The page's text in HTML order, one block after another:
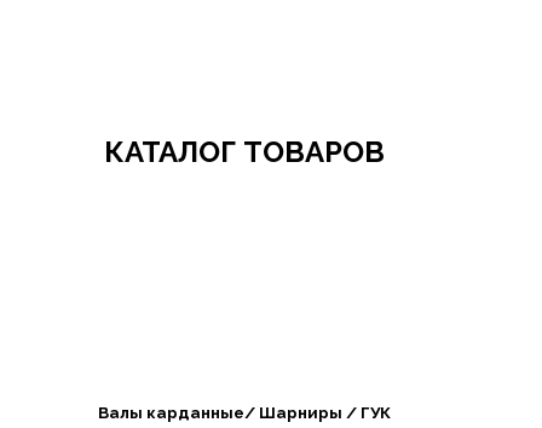
КАТАЛОГ ТОВАРОВ
Валы карданные/ Шарниры / ГУК